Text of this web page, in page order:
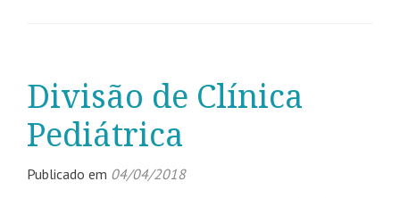
Divisão de Clínica
Pediátrica
Publicado em 04/04/2018